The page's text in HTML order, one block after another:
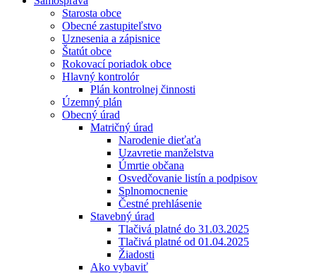
Starosta obce
Obecné zastupiteľstvo
Uznesenia a zápisnice
Štatút obce
Rokovací poriadok obce
Hlavný kontrolór
Plán kontrolnej činnosti
Územný plán
Obecný úrad
Matričný úrad
Narodenie dieťaťa
Uzavretie manželstva
Úmrtie občana
Osvedčovanie listín a podpisov
Splnomocnenie
Čestné prehlásenie
Stavebný úrad
Tlačivá platné do 31.03.2025
Tlačivá platné od 01.04.2025
Žiadosti
Ako vybaviť